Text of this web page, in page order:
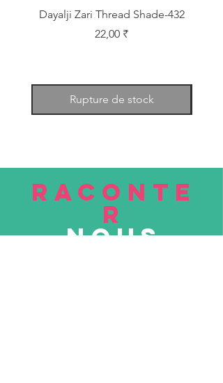
Dayalji Zari Thread Shade-432
Prix
22,00 ₹
Rupture de stock
RACONTE
R
nous